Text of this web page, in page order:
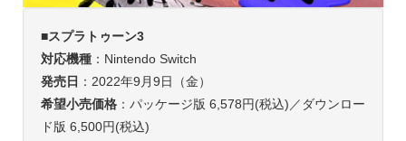
■スプラトゥーン3
対応機種：Nintendo Switch
発売日 ：2022年9月9日（金）
希望小売価格：パッケージ版 6,578円(税込)／ダウンロー
ド版 6,500円(税込)